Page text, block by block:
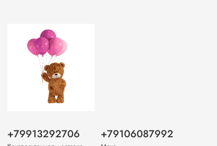
+79913292706 +79106087992